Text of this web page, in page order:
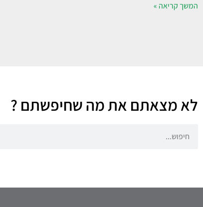
המשך קריאה »
לא מצאתם את מה שחיפשתם ?